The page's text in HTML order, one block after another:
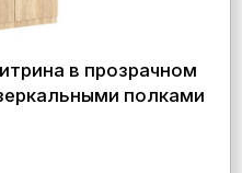
в прозрачном
полками